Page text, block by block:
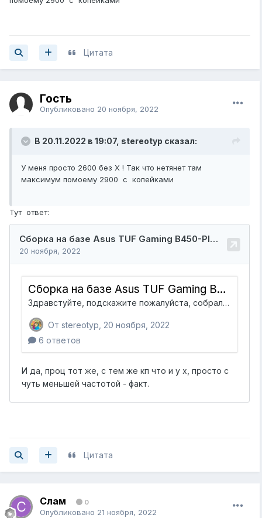
Цитата
Гость
Опубликовано 20 ноября, 2022
В 20.11.2022 в 19:07, stereotyp сказал:
У меня просто 2600 без Х ! Так что нетянет там
максимум помоему 2900 с копейками
Тут ответ:
Цитата
Слам 0
Опубликовано 21 ноября, 2022